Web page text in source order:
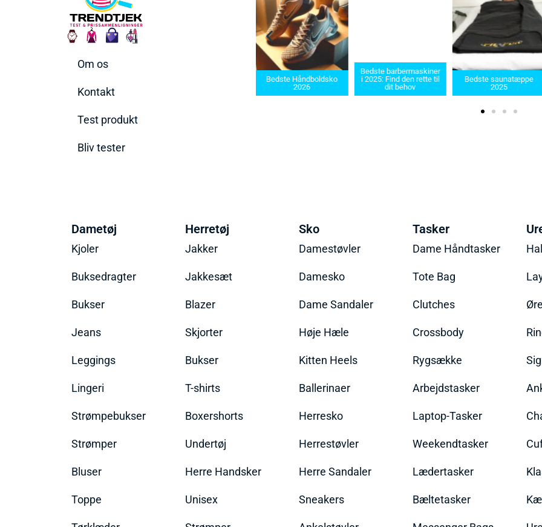
Om os
Kontakt
Test produkt
Bliv tester
2025
Bedste Håndboldsko
2026
Bedste barbermaskiner
i 2025: Find den rette til
dit behov
Bedste saunatæppe
2025
Dametøj
Kjoler
Buksedragter
Bukser
Jeans
Leggings
Lingeri
Strømpebukser
Strømper
Bluser
Toppe
Herretøj
Jakker
Jakkesæt
Blazer
Skjorter
Bukser
T-shirts
Boxershorts
Undertøj
Herre Handsker
Unisex
Sko
Damestøvler
Damesko
Dame Sandaler
Høje Hæle
Kitten Heels
Ballerinaer
Herresko
Herrestøvler
Herre Sandaler
Sneakers
Tasker
Dame Håndtasker
Tote Bag
Clutches
Crossbody
Rygsække
Arbejdstasker
Laptop-Tasker
Weekendtasker
Lædertasker
Bæltetasker